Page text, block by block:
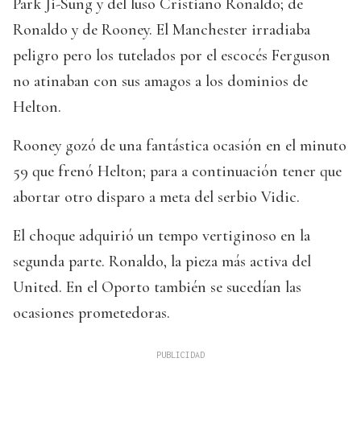
Park Ji-Sung y del luso Cristiano Ronaldo; de
Ronaldo y de Rooney. El Manchester irradiaba
peligro pero los tutelados por el escocés Ferguson
no atinaban con sus amagos a los dominios de
Helton.
Rooney gozó de una fantástica ocasión en el minuto
59 que frenó Helton; para a continuación tener que
abortar otro disparo a meta del serbio Vidic.
El choque adquirió un tempo vertiginoso en la
segunda parte. Ronaldo, la pieza más activa del
United. En el Oporto también se sucedían las
ocasiones prometedoras.